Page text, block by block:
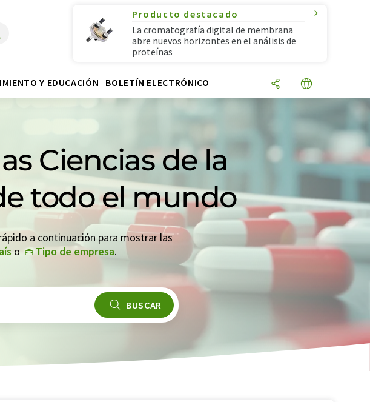
Producto destacado
La cromatografía digital de membrana
abre nuevos horizontes en el análisis de
proteínas
Y EDUCACIÓN BOLETÍN ELECTRÓNICO
Ciencias de la
todo el mundo
a continuación para mostrar las
o Tipo de empresa.
BUSCAR